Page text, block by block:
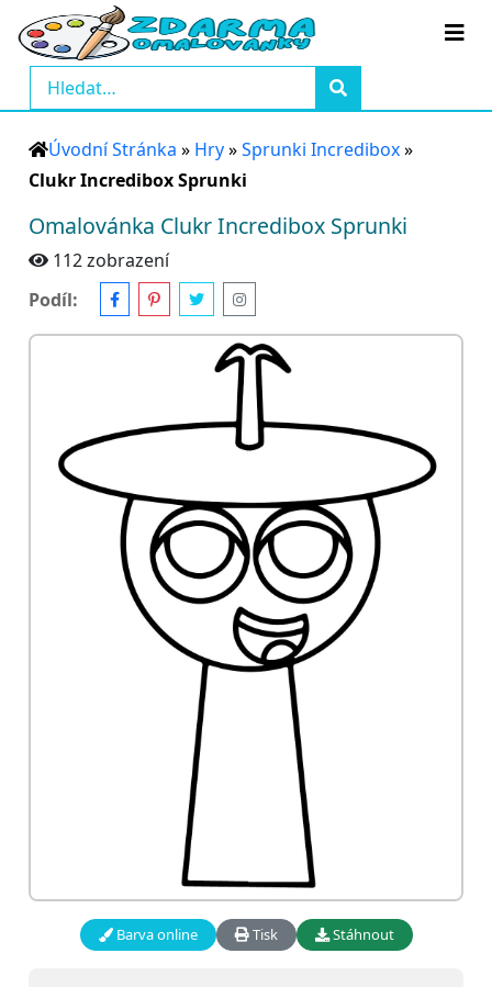
Úvodní Stránka » Hry»Sprunki Incredibox»
Clukr Incredibox Sprunki
Omalovánka Clukr Incredibox Sprunki
112 zobrazení
Podíl:
Barva online Tisk Stáhnout